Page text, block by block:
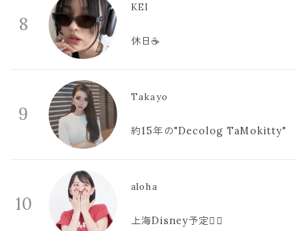
8
KEI
休日☕️
9
Takayo
約15年の"Decolog TaMokitty"
10
aloha
上海Disney予定🫪🩷